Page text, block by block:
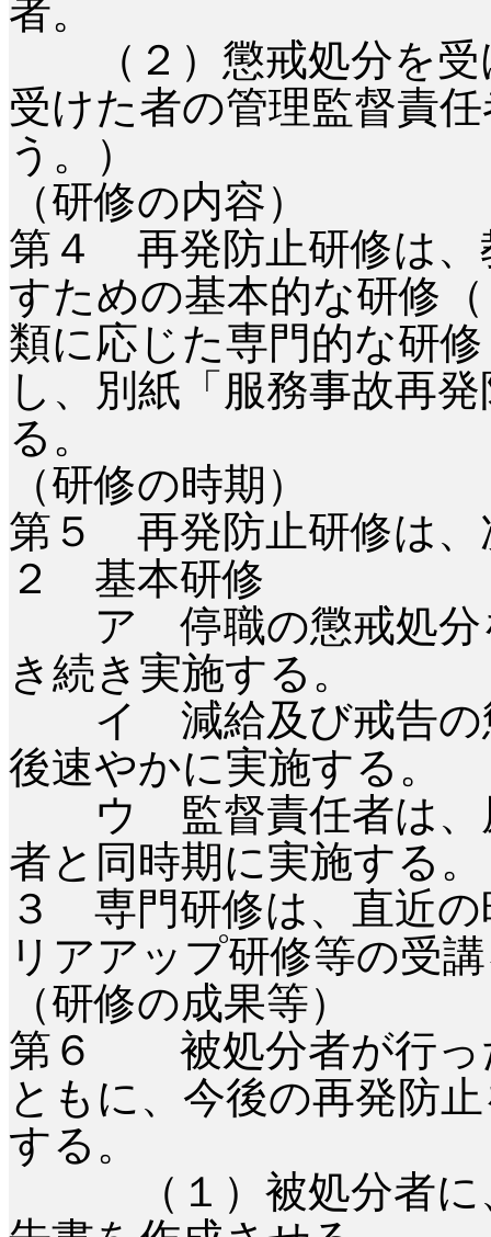
者。
（２）懲戒処分を受
受けた者の管理監督責
う。）
（研修の内容）
第４ 再発防止研修は、
すための基本的な研修
類に応じた専門的な研
し、別紙「服務事故再
る。
（研修の時期）
第５ 再発防止研修は、
２ 基本研修
ア 停職の懲戒処分
き続き実施する。
イ 減給及び戒告の
後速やかに実施する。
ウ 監督責任者は、
者と同時期に実施する。
３ 専門研修は、直近
リアアップ研修等の受
（研修の成果等）
第６ 被処分者が行っ
ともに、今後の再発防
する。
（１）被処分者に、